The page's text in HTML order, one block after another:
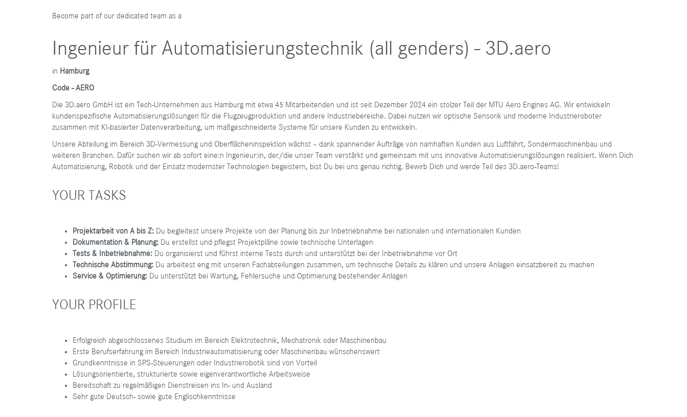
Become part of our dedicated team as a
Ingenieur für Automatisierungstechnik (all genders) - 3D.aero
​in Hamburg
Code - AERO
Die 3D.aero GmbH ist ein Tech-Unternehmen aus Hamburg mit etwa 45 Mitarbeitenden und ist seit Dezember 2024 ein stolzer Teil der MTU Aero Engines AG. Wir entwickeln
kundenspezifische Automatisierungslösungen für die Flugzeugproduktion und andere Industriebereiche. Dabei nutzen wir optische Sensorik und moderne Industrieroboter
zusammen mit KI-basierter Datenverarbeitung, um maßgeschneiderte Systeme für unsere Kunden zu entwickeln.
Unsere Abteilung im Bereich 3D-Vermessung und Oberflächeninspektion wächst – dank spannender Aufträge von namhaften Kunden aus Luftfahrt, Sondermaschinenbau und
weiteren Branchen. Dafür suchen wir ab sofort eine:n Ingenieur:in, der/die unser Team verstärkt und gemeinsam mit uns innovative Automatisierungslösungen realisiert. Wenn Dich
Automatisierung, Robotik und der Einsatz modernster Technologien begeistern, bist Du bei uns genau richtig. Bewirb Dich und werde Teil des 3D.aero-Teams!
YOUR TASKS
Projektarbeit von A bis Z: Du begleitest unsere Projekte von der Planung bis zur Inbetriebnahme bei nationalen und internationalen Kunden
Dokumentation & Planung: Du erstellst und pflegst Projektpläne sowie technische Unterlagen
Tests & Inbetriebnahme: Du organisierst und führst interne Tests durch und unterstützt bei der Inbetriebnahme vor Ort
Technische Abstimmung: Du arbeitest eng mit unseren Fachabteilungen zusammen, um technische Details zu klären und unsere Anlagen einsatzbereit zu machen
Service & Optimierung: Du unterstützt bei Wartung, Fehlersuche und Optimierung bestehender Anlagen
YOUR PROFILE
Erfolgreich abgeschlossenes Studium im Bereich Elektrotechnik, Mechatronik oder Maschinenbau
Erste Berufserfahrung im Bereich Industrieautomatisierung oder Maschinenbau wünschenswert
Grundkenntnisse in SPS-Steuerungen oder Industrierobotik sind von Vorteil
Lösungsorientierte, strukturierte sowie eigenverantwortliche Arbeitsweise
Bereitschaft zu regelmäßigen Dienstreisen ins In- und Ausland
Sehr gute Deutsch- sowie gute Englischkenntnisse